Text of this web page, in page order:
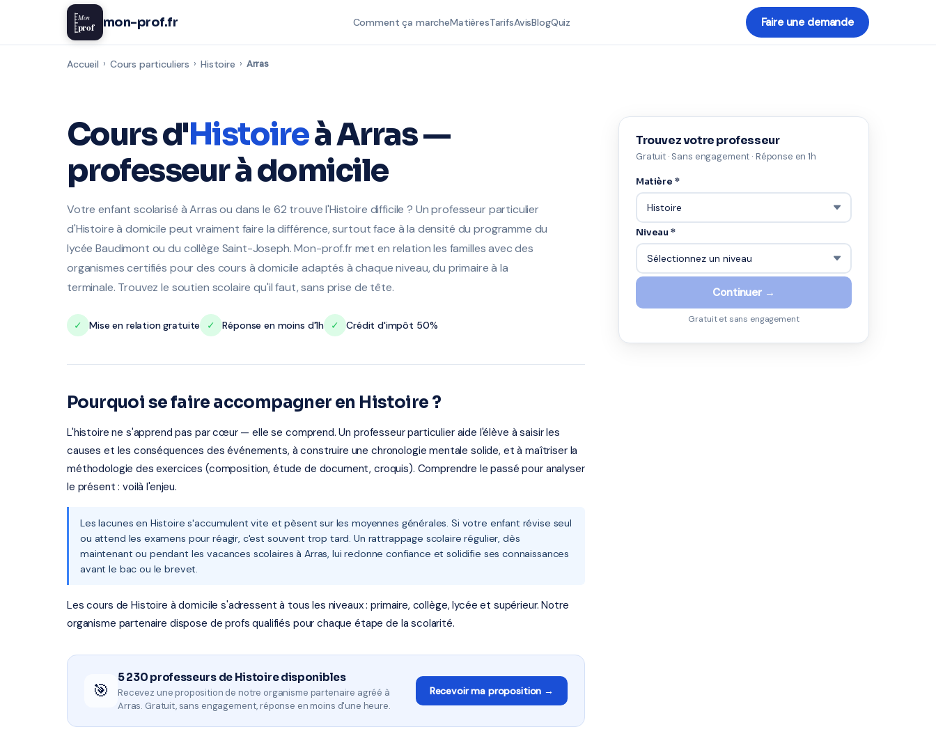
Mon
prof mon-prof.fr Comment ça marcheMatièresTarifsAvisBlogQuiz Faire une demande
Accueil › Cours particuliers › Histoire › Arras
Cours d'Histoireà Arras —
professeur à domicile
Votre enfant scolarisé à Arras ou dans le 62 trouve l'Histoire difficile ? Un professeur particulier
d'Histoire à domicile peut vraiment faire la différence, surtout face à la densité du programme du
lycée Baudimont ou du collège Saint-Joseph. Mon-prof.fr met en relation les familles avec des
organismes certifiés pour des cours à domicile adaptés à chaque niveau, du primaire à la
terminale. Trouvez le soutien scolaire qu'il faut, sans prise de tête.
✓ Mise en relation gratuite ✓ Réponse en moins d'1h ✓ Crédit d'impôt 50%
Pourquoi se faire accompagner en Histoire ?
L'histoire ne s'apprend pas par cœur — elle se comprend. Un professeur particulier aide l'élève à saisir les
causes et les conséquences des événements, à construire une chronologie mentale solide, et à maîtriser la
méthodologie des exercices (composition, étude de document, croquis). Comprendre le passé pour analyser
le présent : voilà l'enjeu.
Les lacunes en Histoire s'accumulent vite et pèsent sur les moyennes générales. Si votre enfant révise seul
ou attend les examens pour réagir, c'est souvent trop tard. Un rattrappage scolaire régulier, dès
maintenant ou pendant les vacances scolaires à Arras, lui redonne confiance et solidifie ses connaissances
avant le bac ou le brevet.
Les cours de Histoire à domicile s'adressent à tous les niveaux : primaire, collège, lycée et supérieur. Notre
organisme partenaire dispose de profs qualifiés pour chaque étape de la scolarité.
🎯
5 230 professeurs de Histoire disponibles
Recevez une proposition de notre organisme partenaire agréé à
Arras. Gratuit, sans engagement, réponse en moins d'une heure.
Recevoir ma proposition →
Trouvez votre professeur
Gratuit · Sans engagement · Réponse en 1h
Matière *
Niveau *
Continuer →
Gratuit et sans engagement